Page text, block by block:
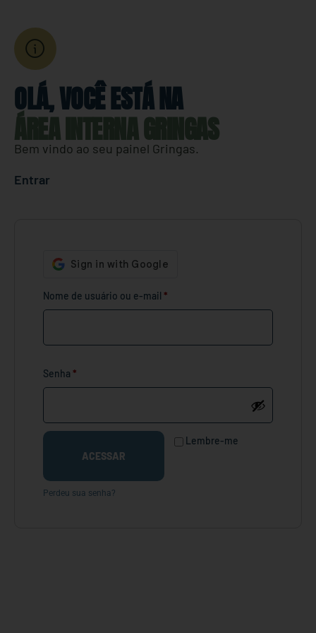
OLÁ, VOCÊ ESTÁ NA
ÁREA INTERNA GRINGAS
Bem vindo ao seu painel Gringas.
Entrar
Nome de usuário ou e-mail *
Senha *
Lembre-me
ACESSAR
Perdeu sua senha?